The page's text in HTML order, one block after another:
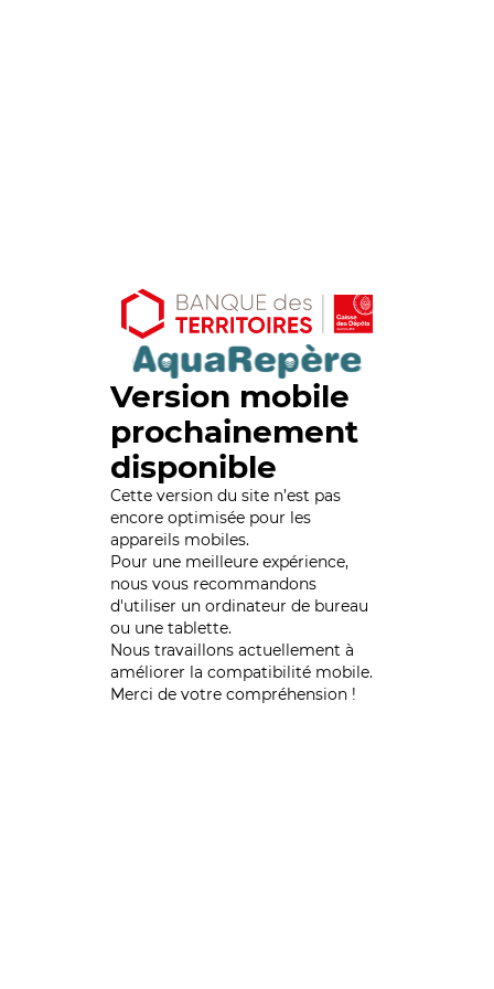
Version mobile
prochainement
disponible
Cette version du site n’est pas
encore optimisée pour les
appareils mobiles.
Pour une meilleure expérience,
nous vous recommandons
d'utiliser un ordinateur de bureau
ou une tablette.
Nous travaillons actuellement à
améliorer la compatibilité mobile.
Merci de votre compréhension !